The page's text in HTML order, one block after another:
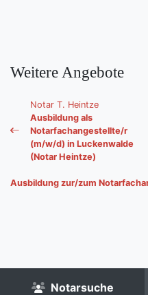
Weitere Angebote
Notar T. Heintze
Ausbildung als
Notarfachangestellte/r
(m/w/d) in Luckenwalde
(Notar Heintze)
Ausbildung zur/zum
Notarsuche